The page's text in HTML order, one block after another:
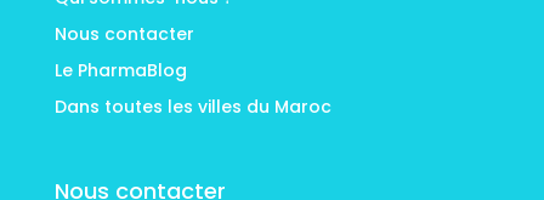
Nous contacter
Le PharmaBlog
Dans toutes les villes du Maroc
Nous contacter